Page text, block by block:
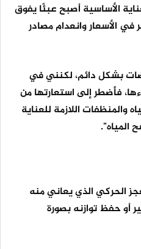
الأساسية أصبح عبئًا يفوق
في الأسعار وانعدام مصادر
بشكل دائم، لكنني في
فأضطر إلى استعارتها من
والمنظفات اللازمة للعناية
المياه".
الحركي الذي يعاني منه
أو حفظ توازنه بصورة